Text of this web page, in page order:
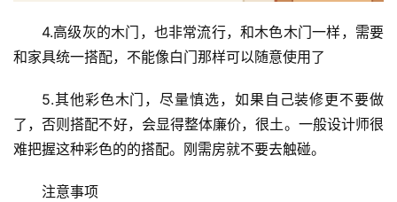
4.高级灰的木门，也非常流行，和木色木门一样，需要
和家具统一搭配，不能像白门那样可以随意使用了
5.其他彩色木门，尽量慎选，如果自己装修更不要做
了，否则搭配不好，会显得整体廉价，很土。一般设计师很
难把握这种彩色的的搭配。刚需房就不要去触碰。
注意事项